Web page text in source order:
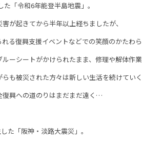
「令和6年能登半島地震」。
が起きてから半年以上経ちましたが、
る復興支援イベントなどでの笑顔のかたわら
ーシートがかけられたまま、修理や解体作業
も被災された方々は新しい生活を続けてい
復興への道のりはまだまだ遠く…
た「阪神・淡路大震災」。